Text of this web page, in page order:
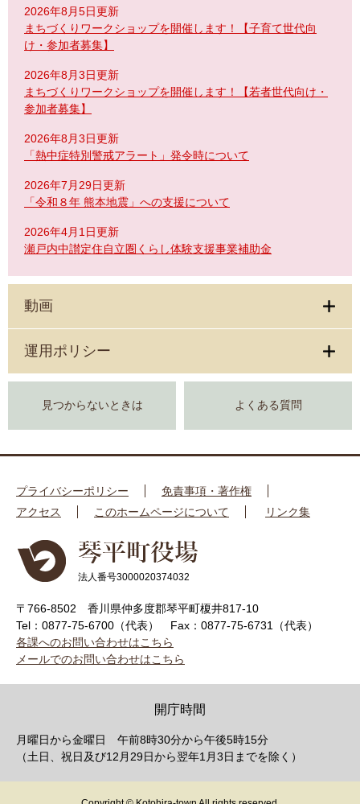
2026年8月5日更新
まちづくりワークショップを開催します！【子育て世代向
け・参加者募集】
2026年8月3日更新
まちづくりワークショップを開催します！【若者世代向け・
参加者募集】
2026年8月3日更新
「熱中症特別警戒アラート」発令時について
2026年7月29日更新
「令和８年 熊本地震」への支援について
2026年4月1日更新
瀬戸内中讃定住自立圏くらし体験支援事業補助金
動画
運用ポリシー
見つからないときは よくある質問
プライバシーポリシー
免責事項・著作権
アクセス
このホームページについて リンク集
法人番号3000020374032
〒766-8502 香川県仲多度郡琴平町榎井817-10
Tel：0877-75-6700（代表）
Fax：0877-75-6731（代表）
各課へのお問い合わせはこちら
メールでのお問い合わせはこちら
開庁時間
月曜日から金曜日 午前8時30分から午後5時15分
（土日、祝日及び12月29日から翌年1月3日までを除く）